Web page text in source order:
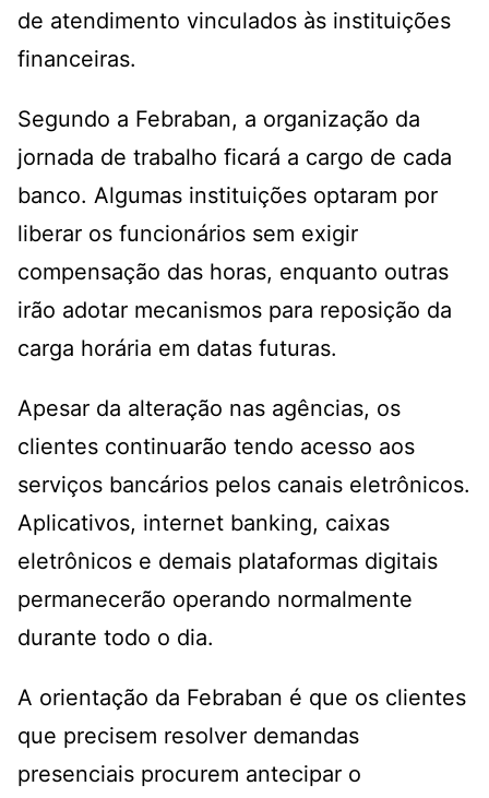
de atendimento vinculados às instituições
financeiras.
Segundo a Febraban, a organização da
jornada de trabalho ficará a cargo de cada
banco. Algumas instituições optaram por
liberar os funcionários sem exigir
compensação das horas, enquanto outras
irão adotar mecanismos para reposição da
carga horária em datas futuras.
Apesar da alteração nas agências, os
clientes continuarão tendo acesso aos
serviços bancários pelos canais eletrônicos.
Aplicativos, internet banking, caixas
eletrônicos e demais plataformas digitais
permanecerão operando normalmente
durante todo o dia.
A orientação da Febraban é que os clientes
que precisem resolver demandas
presenciais procurem antecipar o